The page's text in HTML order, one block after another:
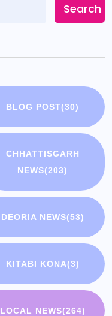
Search
BLOG POST(30)
CHHATTISGARH
NEWS(203)
DEORIA NEWS(53)
KITABI KONA(3)
LOCAL NEWS(264)